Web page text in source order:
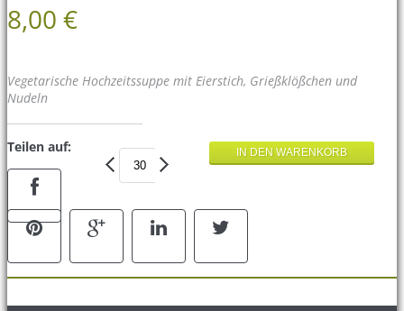
8,00 €
Vegetarische Hochzeitssuppe mit Eierstich, Grießklößchen und
Nudeln
Teilen auf: